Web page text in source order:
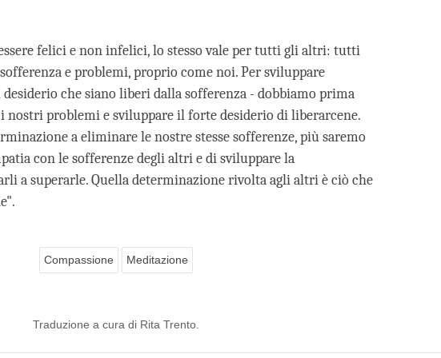
felici e non infelici, lo stesso vale per tutti gli altri: tutti
e problemi, proprio come noi. Per sviluppare
che siano liberi dalla sofferenza - dobbiamo prima
nostri problemi e sviluppare il forte desiderio di liberarcene.
a eliminare le nostre stesse sofferenze, più saremo
con le sofferenze degli altri e di sviluppare la
a superarle. Quella determinazione rivolta agli altri è ciò che
Compassione Meditazione
Traduzione a cura di Rita Trento.